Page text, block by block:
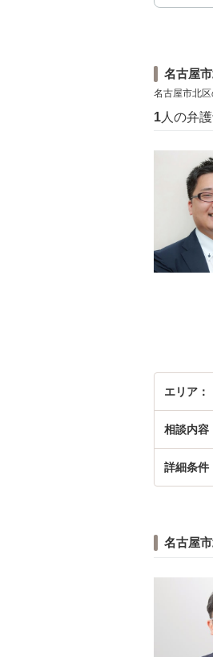
名古屋
名古屋市北区
1 人の弁
エリア
相談内容
詳細条件
名古屋